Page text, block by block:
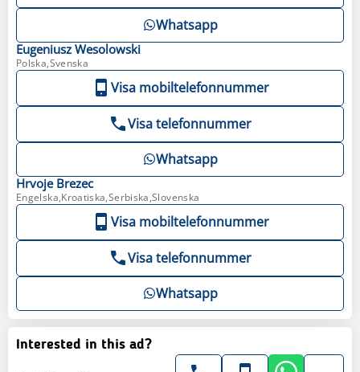
Whatsapp
Eugeniusz Wesolowski
Polska,Svenska
Visa mobiltelefonnummer
Visa telefonnummer
Whatsapp
Hrvoje Brezec
Engelska,Kroatiska,Serbiska,Slovenska
Visa mobiltelefonnummer
Visa telefonnummer
Whatsapp
Interested in this ad?